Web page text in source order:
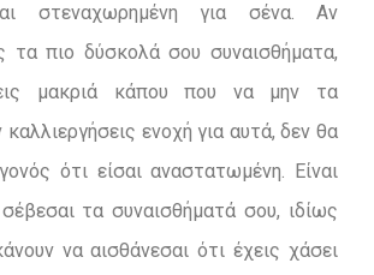
στεναχωρημένη για σένα. Αν
τα πιο δύσκολά σου συναισθήματα,
μακριά κάπου που να μην τα
καλλιεργήσεις ενοχή για αυτά, δεν θα
ότι είσαι αναστατωμένη. Είναι
τα συναισθήματά σου, ιδίως
να αισθάνεσαι ότι έχεις χάσει